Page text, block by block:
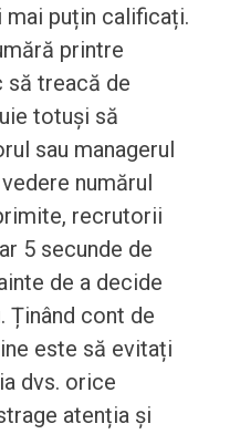
puțin calificați.
printre
să treacă de
totuși să
sau managerul
numărul
recrutorii
5 secunde de
de a decide
Ținând cont de
este să evitați
dvs. orice
atenția și